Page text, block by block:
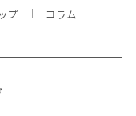
プ コラム